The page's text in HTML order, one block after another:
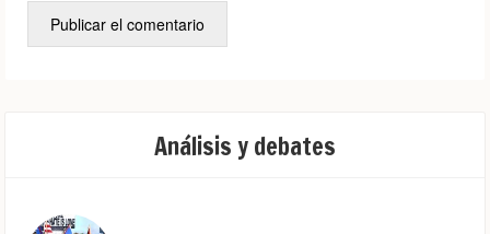
Análisis y debates